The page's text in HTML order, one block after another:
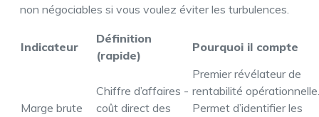
non négociables si vous voulez éviter les turbulences.
Indicateur
Définition
(rapide)
Pourquoi il compte
Marge brute
Chiffre d’affaires -
coût direct des
Premier révélateur de
rentabilité opérationnelle.
Permet d’identifier les